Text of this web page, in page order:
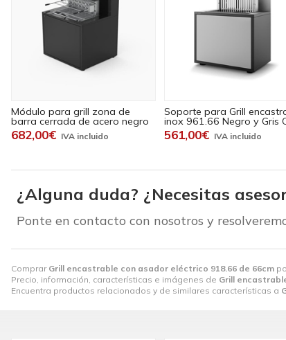
Comprar Grill encastrable con asador eléctrico 918.66 de 66cm
Precio, información, características e imágenes de Grill
Encuentra productos relacionados y de similares características a
Módulo para grill zona de
barra cerrada de acero negro
682,00€
Soporte para Grill
inox 961.66 Negro y Gris
561,00€
¿Alguna duda? ¿Necesitas
Ponte en contacto con nosotros y